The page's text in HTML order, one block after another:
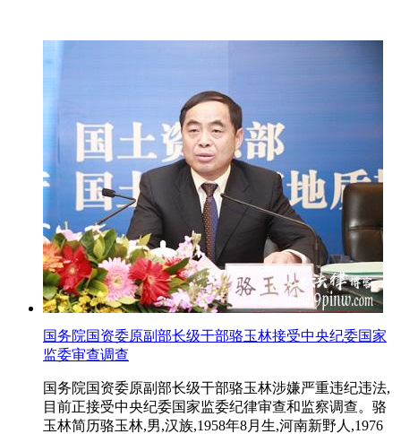
国务院国资委原副部长级干部骆玉林接受中央纪委国家
监委审查调查
国务院国资委原副部长级干部骆玉林涉嫌严重违纪违法,
目前正接受中央纪委国家监委纪律审查和监察调查。骆
玉林简历骆玉林,男,汉族,1958年8月生,河南新野人,1976